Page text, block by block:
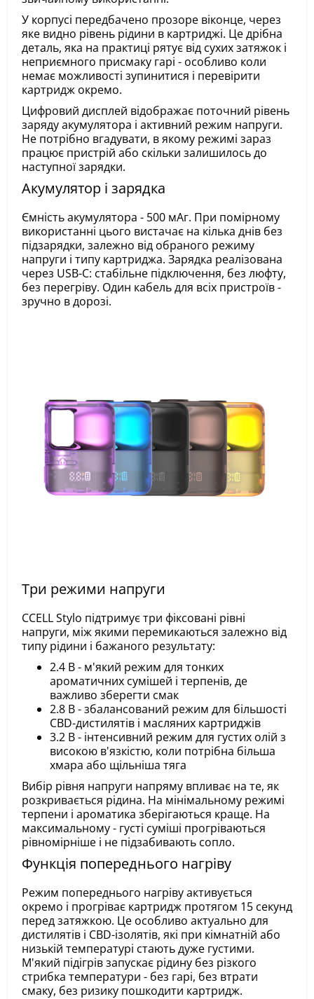
У корпусі передбачено прозоре віконце, через
яке видно рівень рідини в картриджі. Це дрібна
деталь, яка на практиці рятує від сухих затяжок і
неприємного присмаку гарі - особливо коли
немає можливості зупинитися і перевірити
картридж окремо.
Цифровий дисплей відображає поточний рівень
заряду акумулятора і активний режим напруги.
Не потрібно вгадувати, в якому режимі зараз
працює пристрій або скільки залишилось до
наступної зарядки.
Акумулятор і зарядка
Ємність акумулятора - 500 мАг. При помірному
використанні цього вистачає на кілька днів без
підзарядки, залежно від обраного режиму
напруги і типу картриджа. Зарядка реалізована
через USB-C: стабільне підключення, без люфту,
без перегріву. Один кабель для всіх пристроїв -
зручно в дорозі.
Три режими напруги
CCELL Stylo підтримує три фіксовані рівні
напруги, між якими перемикаються залежно від
типу рідини і бажаного результату:
2.4 В - м'який режим для тонких
ароматичних сумішей і терпенів, де
важливо зберегти смак
2.8 В - збалансований режим для більшості
CBD-дистилятів і масляних картриджів
3.2 В - інтенсивний режим для густих олій з
високою в'язкістю, коли потрібна більша
хмара або щільніша тяга
Вибір рівня напруги напряму впливає на те, як
розкривається рідина. На мінімальному режимі
терпени і ароматика зберігаються краще. На
максимальному - густі суміші прогріваються
рівномірніше і не підзабивають сопло.
Функція попереднього нагріву
Режим попереднього нагріву активується
окремо і прогріває картридж протягом 15 секунд
перед затяжкою. Це особливо актуально для
дистилятів і CBD-ізолятів, які при кімнатній або
низькій температурі стають дуже густими.
М'який підігрів запускає рідину без різкого
стрибка температури - без гарі, без втрати
смаку, без ризику пошкодити картридж.